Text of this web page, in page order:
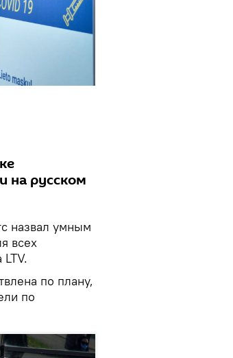
на русском
назвал умным
всех
LTV.
по плану,
по